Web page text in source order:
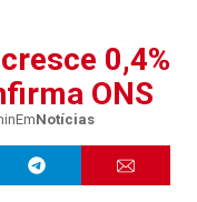
0,4%
ONS
EmNotícias